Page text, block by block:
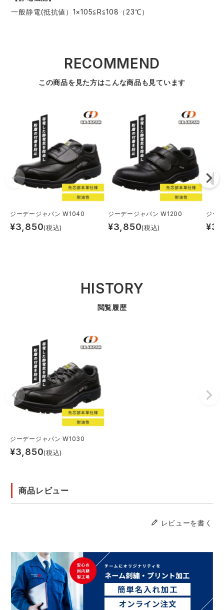
一般静電(抵抗値）1×105≦R≦108（23℃）
RECOMMEND
この商品を見た方はこんな商品も見ています
ジーデージャパン W1040
¥3,850(税込)
ジーデージャパン W1200
¥3,850(税込)
ジー
¥
HISTORY
閲覧履歴
ジーデージャパン W1030
¥3,850(税込)
商品レビュー
レビューを書く